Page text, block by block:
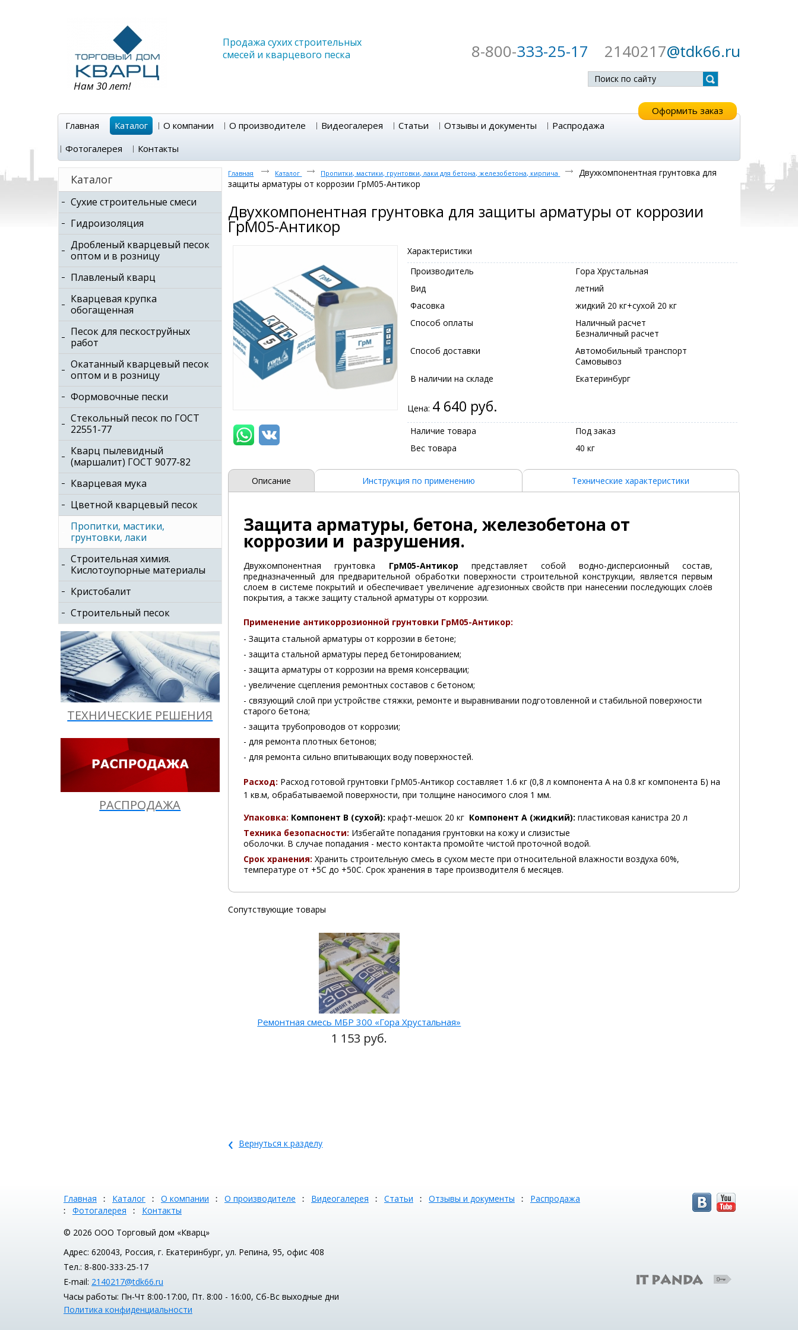
8-800-333-25-17 2140217@tdk66.ru
Оформить заказ
Продажа сухих строительных
смесей и кварцевого песка
Нам 30 лет!
Главная Каталог О компании О производителе Видеогалерея Статьи Отзывы и документы
Распродажа
Фотогалерея
Контакты
Каталог
Сухие строительные смеси
Гидроизоляция
Дробленый кварцевый песок
оптом и в розницу
Плавленый кварц
Кварцевая крупка
обогащенная
Песок для пескоструйных
работ
Окатанный кварцевый песок
оптом и в розницу
Формовочные пески
Стекольный песок по ГОСТ
22551-77
Кварц пылевидный
(маршалит) ГОСТ 9077-82
Кварцевая мука
Цветной кварцевый песок
Пропитки, мастики,
грунтовки, лаки
Строительная химия.
Кислотоупорные материалы
Кристобалит
Строительный песок
ТЕХНИЧЕСКИЕ РЕШЕНИЯ
РАСПРОДАЖА
Главная Каталог Пропитки, мастики, грунтовки, лаки для бетона, железобетона, кирпича
Двухкомпонентная грунтовка для
защиты арматуры от коррозии ГрМ05-Антикор
Двухкомпонентная грунтовка для защиты арматуры от коррозии
ГрМ05-Антикор
Характеристики
Производитель
Гора Хрустальная
Вид
летний
Фасовка
жидкий 20 кг+сухой 20 кг
Способ оплаты
Наличный расчет
Безналичный расчет
Способ доставки
Автомобильный транспорт
Самовывоз
В наличии на складе
Екатеринбург
Цена: 4 640 руб.
Наличие товара
Под заказ
Вес товара
40 кг
Описание Инструкция по применению Технические характеристики
Защита арматуры, бетона, железобетона от
коррозии и разрушения.
Двухкомпонентная грунтовка ГрМ05-Антикор представляет собой водно-дисперсионный состав,
предназначенный для предварительной обработки поверхности строительной конструкции, является первым
слоем в системе покрытий и обеспечивает увеличение адгезионных свойств при нанесении последующих слоёв
покрытия, а также защиту стальной арматуры от коррозии.
Применение антикоррозионной грунтовки ГрМ05-Антикор:
- Защита стальной арматуры от коррозии в бетоне;
- защита стальной арматуры перед бетонированием;
- защита арматуры от коррозии на время консервации;
- увеличение сцепления ремонтных составов с бетоном;
- связующий слой при устройстве стяжки, ремонте и выравнивании подготовленной и стабильной поверхности
старого бетона;
- защита трубопроводов от коррозии;
- для ремонта плотных бетонов;
- для ремонта сильно впитывающих воду поверхностей.
Расход: Расход готовой грунтовки ГрМ05-Антикор составляет 1.6 кг (0,8 л компонента А на 0.8 кг компонента Б) на
1 кв.м, обрабатываемой поверхности, при толщине наносимого слоя 1 мм.
Упаковка: Компонент В (сухой): крафт-мешок 20 кг Компонент А (жидкий): пластиковая канистра 20 л
Техника безопасности: Избегайте попадания грунтовки на кожу и слизистые
оболочки. В случае попадания - место контакта промойте чистой проточной водой.
Срок хранения: Хранить строительную смесь в сухом месте при относительной влажности воздуха 60%,
температуре от +5С до +50С. Срок хранения в таре производителя 6 месяцев.
Сопутствующие товары
Ремонтная смесь МБР 300 «Гора Хрустальная»
1 153 руб.
‹ Вернуться к разделу
Главная Каталог О компании О производителе Видеогалерея Статьи Отзывы и документы
Распродажа
Фотогалерея
Контакты
© 2026 ООО Торговый дом «Кварц»
Адрес: 620043, Россия, г. Екатеринбург, ул. Репина, 95, офис 408
Тел.: 8-800-333-25-17
E-mail: 2140217@tdk66.ru
Часы работы: Пн-Чт 8:00-17:00, Пт. 8:00 - 16:00, Сб-Вс выходные дни
Политика конфиденциальности